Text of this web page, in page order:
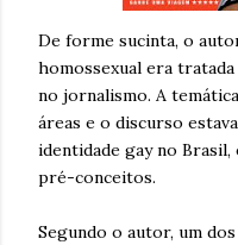
De forme sucinta, o
homossexual era
no jornalismo. A
áreas e o discurso
identidade gay no
pré-conceitos.
Segundo o autor, um